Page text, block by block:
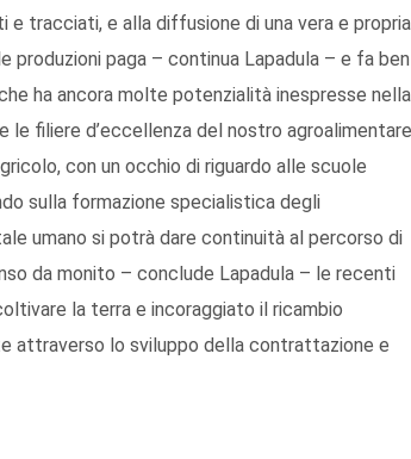
tracciati, e alla diffusione di una vera e propria
produzioni paga – continua Lapadula – e fa ben
ha ancora molte potenzialità inespresse nella
le filiere d’eccellenza del nostro
con un occhio di riguardo alle scuole
sulla formazione specialistica degli
umano si potrà dare continuità al percorso di
da monito – conclude Lapadula – le recenti
la terra e incoraggiato il ricambio
attraverso lo sviluppo della contrattazione e